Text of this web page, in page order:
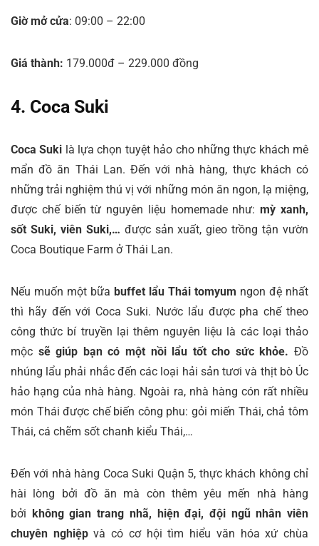
Giờ mở cửa: 09:00 – 22:00
Giá thành: 179.000đ – 229.000 đồng
4. Coca Suki
Coca Suki là lựa chọn tuyệt hảo cho những thực khách mê
mẩn đồ ăn Thái Lan. Đến với nhà hàng, thực khách có
những trải nghiệm thú vị với những món ăn ngon, lạ miệng,
được chế biến từ nguyên liệu homemade như:mỳ xanh,
sốt Suki, viên Suki,… được sản xuất, gieo trồng tận vườn
Coca Boutique Farm ở Thái Lan.
Nếu muốn một bữa buffet lẩu Thái tomyum ngon đệ nhất
thì hãy đến với Coca Suki. Nước lẩu được pha chế theo
công thức bí truyền lại thêm nguyên liệu là các loại thảo
mộc sẽ giúp bạn có một nồi lẩu tốt cho sức khỏe. Đồ
nhúng lẩu phải nhắc đến các loại hải sản tươi và thịt bò Úc
hảo hạng của nhà hàng. Ngoài ra, nhà hàng cón rất nhiều
món Thái được chế biến công phu: gỏi miến Thái, chả tôm
Thái, cá chẽm sốt chanh kiểu Thái,…
Đến với nhà hàng Coca Suki Quận 5, thực khách không chỉ
hài lòng bởi đồ ăn mà còn thêm yêu mến nhà hàng
bởi không gian trang nhã, hiện đại, đội ngũ nhân viên
chuyên nghiệpvà có cơ hội tìm hiểu văn hóa xứ chùa